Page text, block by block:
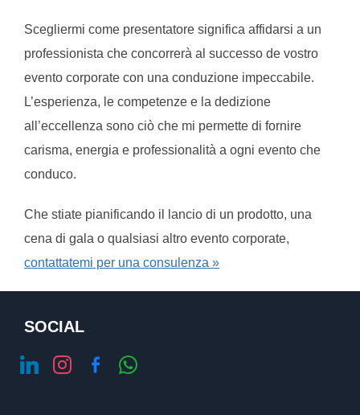
Scegliermi come presentatore significa affidarsi a un
professionista che concorrerà al successo de vostro
evento corporate con una conduzione impeccabile.
L’esperienza, le competenze e la dedizione
all’eccellenza sono ciò che mi permette di fornire
carisma, energia e professionalità a ogni evento che
conduco.
Che stiate pianificando il lancio di un prodotto, una
cena di gala o qualsiasi altro evento corporate,
contattatemi per una consulenza »
SOCIAL
linkedininstagramfacebook-whatsapp